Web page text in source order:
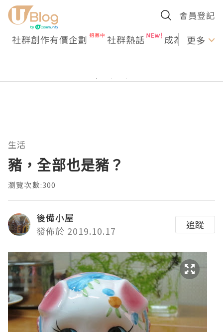
會員登記
社群創作有價企劃 社群熱話 成為U更多
生活
豬，全部也是豬？
瀏覽次數:300
後備小屋
發佈於 2019.10.17
追蹤